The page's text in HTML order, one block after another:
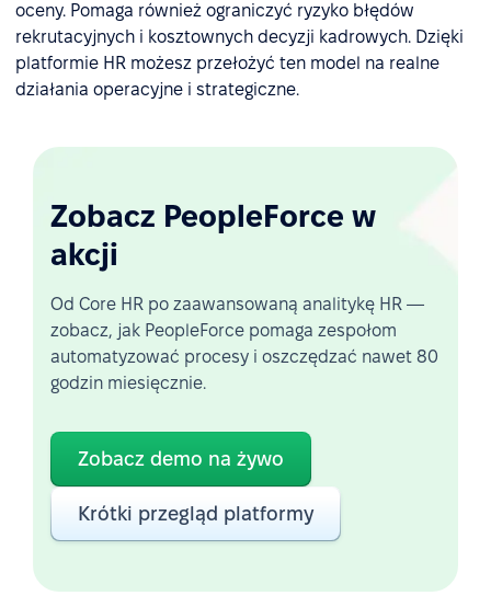
oceny. Pomaga również ograniczyć ryzyko błędów
rekrutacyjnych i kosztownych decyzji kadrowych. Dzięki
platformie HR możesz przełożyć ten model na realne
działania operacyjne i strategiczne.
Zobacz PeopleForce w
akcji
Od Core HR po zaawansowaną analitykę HR —
zobacz, jak PeopleForce pomaga zespołom
automatyzować procesy i oszczędzać nawet 80
godzin miesięcznie.
Zobacz demo na żywo
Krótki przegląd platformy